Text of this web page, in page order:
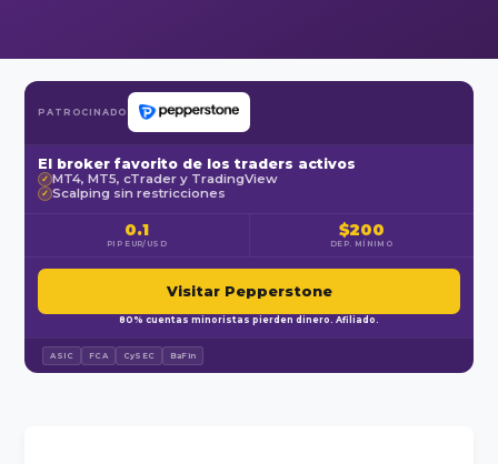
PATROCINADO
El broker favorito de los traders activos
✓ MT4, MT5, cTrader y TradingView
✓ Scalping sin restricciones
0.1
PIP EUR/USD
$200
DEP. MÍNIMO
Visitar Pepperstone
80% cuentas minoristas pierden dinero. Afiliado.
ASIC FCA CySEC BaFin